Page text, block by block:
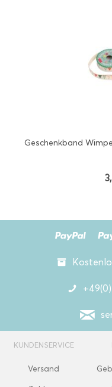
Geschenkband
KUNDENSERVICE
Versand